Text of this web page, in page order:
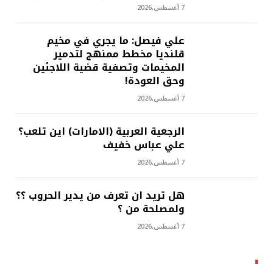
7 أغسطس,2026
علي فيصل: ما يجري في مخيم
قلنديا مخطط ممنهج لتدمير
المخيمات وتصفية قضية اللاجئين
وحق العودة!
7 أغسطس,2026
الرجعية العربية (الامارات) اين تلعب؟
علي عباس خفيف
7 أغسطس,2026
هل تريد ان تعرف من يدير الحروب ؟؟
ولمصلحة من ؟
7 أغسطس,2026